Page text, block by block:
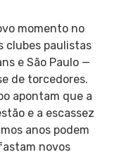
momento no
clubes paulistas
e São Paulo —
de torcedores.
apontam que a
e a escassez
anos podem
novos